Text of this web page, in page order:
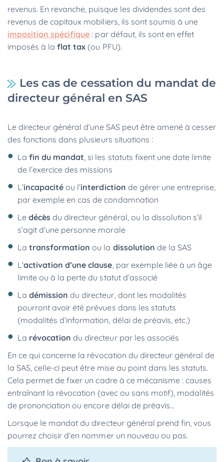
revenus. En revanche, puisque les dividendes sont des
revenus de capitaux mobiliers, ils sont soumis à une
imposition spécifique : par défaut, ils sont en effet
imposés à la flat tax (ou PFU).
Les cas de cessation du mandat de
directeur général en SAS
Le directeur général d’une SAS peut être amené à cesser
des fonctions dans plusieurs situations :
Lafin du mandat, si les statuts fixent une date limite
de l’exercice des missions
L’incapacitéou l’interdiction de gérer une entreprise,
par exemple en cas de condamnation
Ledécèsdu directeur général, ou la dissolution s’il
s’agit d’une personne morale
Latransformationou la dissolution de la SAS
L'activation d’une clause, par exemple liée à un âge
limite ou à la perte du statut d’associé
Ladémissiondu directeur, dont les modalités
pourront avoir été prévues dans les statuts
(modalités d’information, délai de préavis, etc.)
La révocationdu directeur par les associés
En ce qui concerne la révocation du directeur général de
la SAS, celle-ci peut être mise au point dans les statuts.
Cela permet de fixer un cadre à ce mécanisme : causes
entraînant la révocation (avec ou sans motif), modalités
de prononciation ou encore délai de préavis...
Lorsque le mandat du directeur général prend fin, vous
pourrez choisir d’en nommer un nouveau ou pas.